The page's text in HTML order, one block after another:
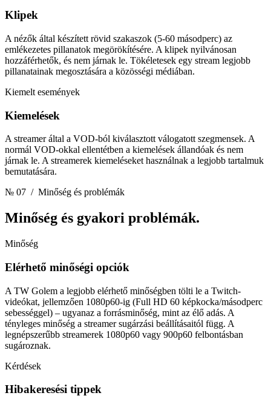
Klipek
A nézők által készített rövid szakaszok (5-60 másodperc) az
emlékezetes pillanatok megörökítésére. A klipek nyilvánosan
hozzáférhetők, és nem járnak le. Tökéletesek egy stream legjobb
pillanatainak megosztására a közösségi médiában.
Kiemelt események
Kiemelések
A streamer által a VOD-ból kiválasztott válogatott szegmensek. A
normál VOD-okkal ellentétben a kiemelések állandóak és nem
járnak le. A streamerek kiemeléseket használnak a legjobb tartalmuk
bemutatására.
№ 07 / Minőség és problémák
Minőség és gyakori problémák.
Minőség
Elérhető minőségi opciók
A TW Golem a legjobb elérhető minőségben tölti le a Twitch-
videókat, jellemzően 1080p60-ig (Full HD 60 képkocka/másodperc
sebességgel) – ugyanaz a forrásminőség, mint az élő adás. A
tényleges minőség a streamer sugárzási beállításaitól függ. A
legnépszerűbb streamerek 1080p60 vagy 900p60 felbontásban
sugároznak.
Kérdések
Hibakeresési tippek